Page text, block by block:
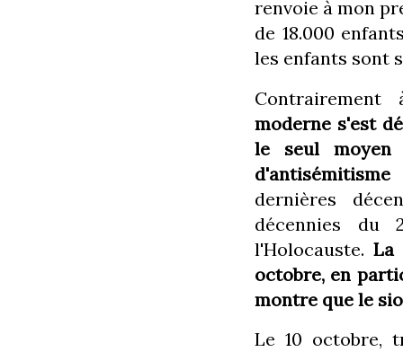
renvoie à mon
de 18.000
les enfants sont
moderne s'est
le seul moyen
dernières
décennies du
l'Holocauste. La
octobre, en
montre que le
Le 10 octobre,